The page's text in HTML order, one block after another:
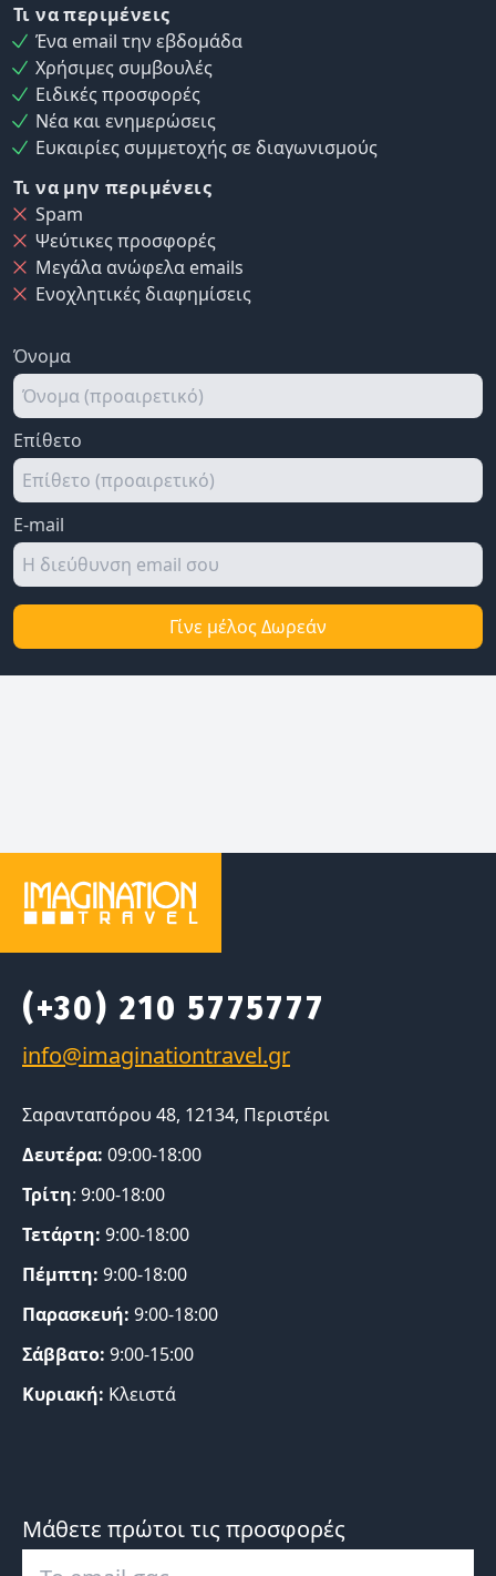
Τι να περιμένεις
Ένα email την εβδομάδα
Χρήσιμες συμβουλές
Ειδικές προσφορές
Νέα και ενημερώσεις
Ευκαιρίες συμμετοχής σε διαγωνισμούς
Τι να μην περιμένεις
Spam
Ψεύτικες προσφορές
Μεγάλα ανώφελα emails
Ενοχλητικές διαφημίσεις
Όνομα
Επίθετο
E-mail
Γίνε μέλος Δωρεάν
(+30) 210 5775777
Σαρανταπόρου 48, 12134, Περιστέρι
Δευτέρα: 09:00-18:00
Τρίτη: 9:00-18:00
Τετάρτη: 9:00-18:00
Πέμπτη: 9:00-18:00
Παρασκευή: 9:00-18:00
Σάββατο: 9:00-15:00
Κυριακή: Κλειστά
Μάθετε πρώτοι τις προσφορές